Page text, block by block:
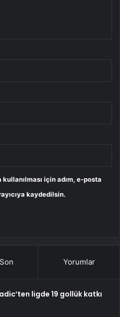
için adım, e-posta
kaydedilsin.
Son Yorumlar
ligde 19 gollük katkı